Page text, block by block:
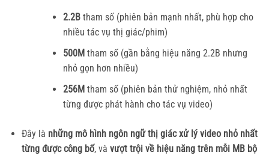
2.2Btham số (phiên bản mạnh nhất, phù hợp cho
nhiều tác vụ thị giác/phim)
500M tham số (gần bằng hiệu năng 2.2B nhưng
nhỏ gọn hơn nhiều)
256M tham số (phiên bản thử nghiệm, nhỏ nhất
từng được phát hành cho tác vụ video)
Đây là những mô hình ngôn ngữ thị giác xử lý video nhỏ nhất
từng được công bố, và vượt trội về hiệu năng trên mỗi MB bộ